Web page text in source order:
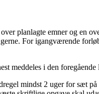
planlagte emner og en
For igangværende
meddeles i den foregående
mindst 2 uger for sæt